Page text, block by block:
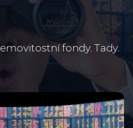
fondy. Tady.